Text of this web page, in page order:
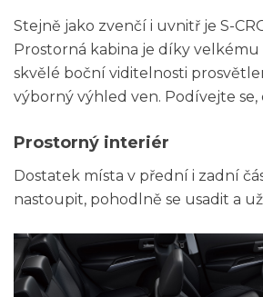
Stejně jako zvenčí i uvnitř je S-
Prostorná kabina je díky
skvělé boční viditelnosti
výborný výhled ven. Podívejte se,
Prostorný interiér
Dostatek místa v přední i zadní
nastoupit, pohodlně se usadit a